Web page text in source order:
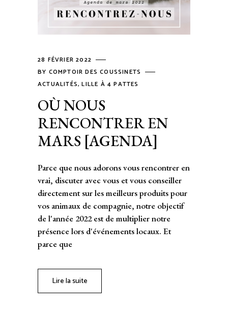
28 FÉVRIER 2022
BY COMPTOIR DES COUSSINETS
ACTUALITÉS,LILLE À 4 PATTES
OÙ NOUS
RENCONTRER EN
MARS [AGENDA]
Parce que nous adorons vous rencontrer en
vrai, discuter avec vous et vous conseiller
directement sur les meilleurs produits pour
vos animaux de compagnie, notre objectif
de l'année 2022 est de multiplier notre
présence lors d'événements locaux. Et
parce que
Lire la suite